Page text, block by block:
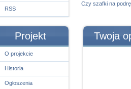
RSS
Projekt
O projekcie
Historia
Ogłoszenia
Czy szafki na
Twoja